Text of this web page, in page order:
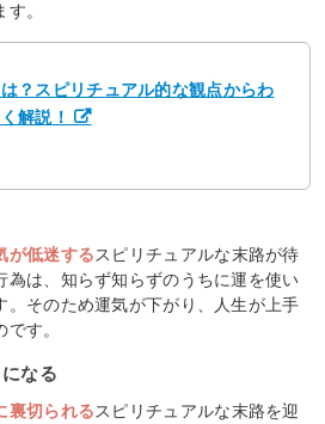
。
？スピリチュアル的な観点からわ
解説！
が低迷するスピリチュアルな末路が待
為は、知らず知らずのうちに運を使い
。そのため運気が下がり、人生が上手
す。
なる
裏切られるスピリチュアルな末路を迎